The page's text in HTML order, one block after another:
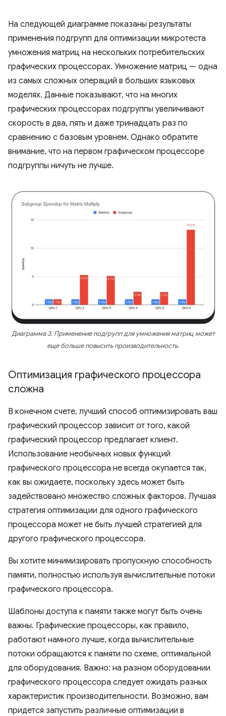
На следующей диаграмме показаны результаты
применения подгрупп для оптимизации микротеста
умножения матриц на нескольких потребительских
графических процессорах. Умножение матриц — одна
из самых сложных операций в больших языковых
моделях. Данные показывают, что на многих
графических процессорах подгруппы увеличивают
скорость в два, пять и даже тринадцать раз по
сравнению с базовым уровнем. Однако обратите
внимание, что на первом графическом процессоре
подгруппы ничуть не лучше.
Диаграмма 3. Применение подгрупп для умножения матриц может
еще больше повысить производительность.
Оптимизация графического процессора
сложна
В конечном счете, лучший способ оптимизировать ваш
графический процессор зависит от того, какой
графический процессор предлагает клиент.
Использование необычных новых функций
графического процессора не всегда окупается так,
как вы ожидаете, поскольку здесь может быть
задействовано множество сложных факторов. Лучшая
стратегия оптимизации для одного графического
процессора может не быть лучшей стратегией для
другого графического процессора.
Вы хотите минимизировать пропускную способность
памяти, полностью используя вычислительные потоки
графического процессора.
Шаблоны доступа к памяти также могут быть очень
важны. Графические процессоры, как правило,
работают намного лучше, когда вычислительные
потоки обращаются к памяти по схеме, оптимальной
для оборудования. Важно: на разном оборудовании
графического процессора следует ожидать разных
характеристик производительности. Возможно, вам
придется запустить различные оптимизации в